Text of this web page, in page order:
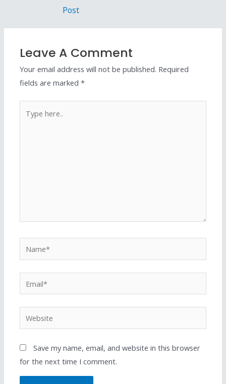
Post
Leave A Comment
Your email address will not be published. Required
fields are marked*
Save my name, email, and website in this browser
for the next time I comment.